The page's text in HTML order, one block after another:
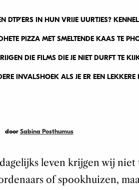
DTP’ERS IN HUN VRIJE UURTJES?
PIZZA MET SMELTENDE KAAS TE
DIE FILMS DIE JE NIET DURFT TE
INVALSHOEK ALS JE ER EEN
door Sabina Posthumus
leven krijgen wij niet
of spookhuizen,